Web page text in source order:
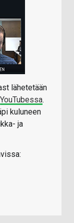
lähetetään
YouTubessa.
kuluneen
ja